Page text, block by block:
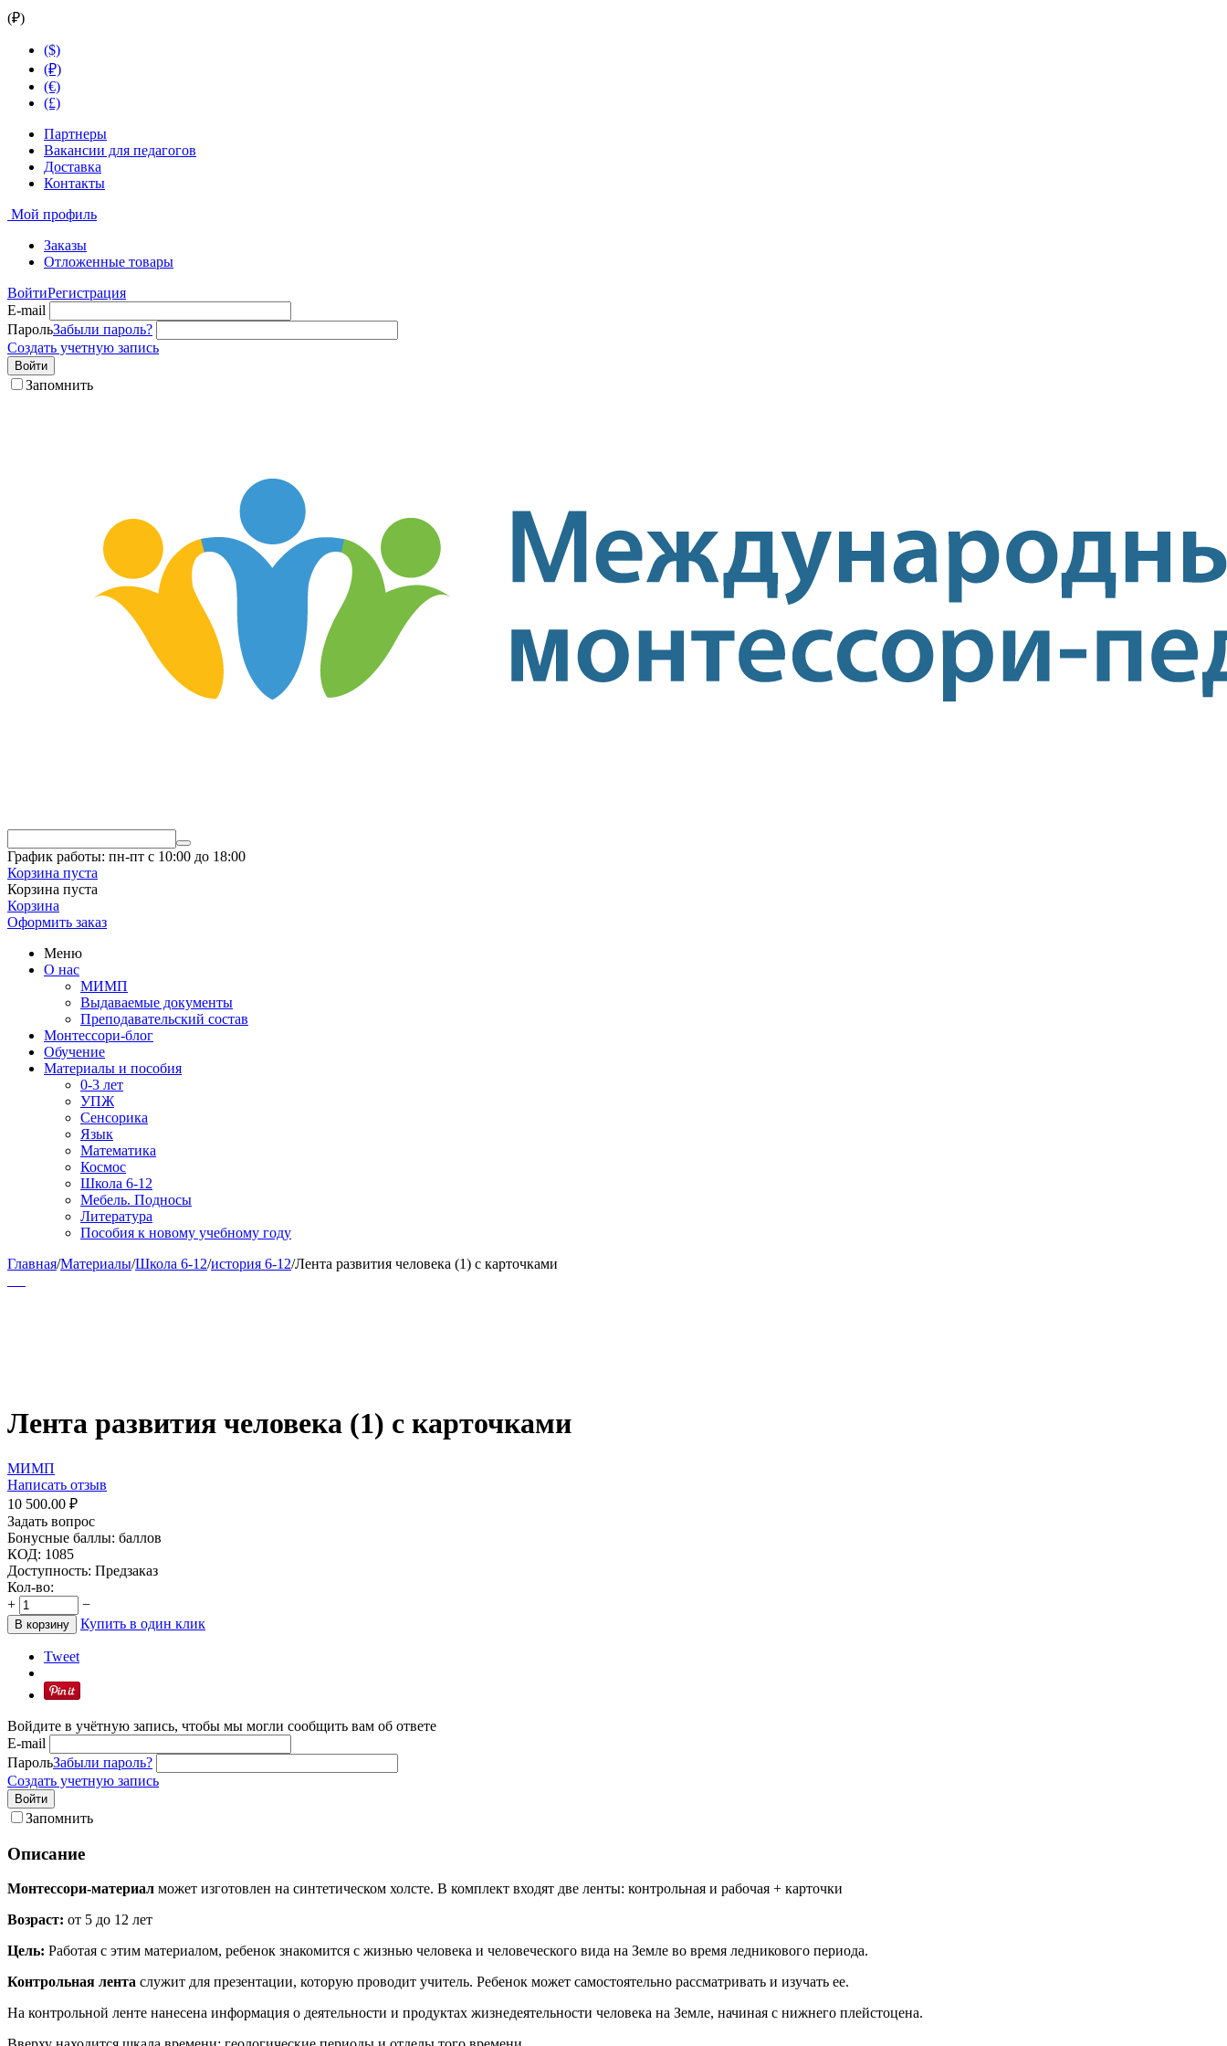
(₽)
($)
(₽)
(€)
(£)
Партнеры
Вакансии для педагогов
Доставка
Контакты
Мой профиль
Заказы
Отложенные товары
ВойтиРегистрация
E-mail
ПарольЗабыли пароль?
Создать учетную запись
Войти
Запомнить
График работы: пн-пт с 10:00 до 18:00
Корзина пуста
Корзина пуста
Корзина
Оформить заказ
Меню
О нас
МИМП
Выдаваемые документы
Преподавательский состав
Монтессори-блог
Обучение
Материалы и пособия
0-3 лет
УПЖ
Сенсорика
Язык
Математика
Космос
Школа 6-12
Мебель. Подносы
Литература
Пособия к новому учебному году
Главная/Материалы/Школа 6-12/история 6-12/Лента развития человека (1) с карточками
Лента развития человека (1) с карточками
МИМП
Написать отзыв
10 500.00 ₽
Задать вопрос
Бонусные баллы: баллов
КОД: 1085
Доступность: Предзаказ
Кол-во:
+
−
В корзину Купить в один клик
Tweet
Войдите в учётную запись, чтобы мы могли сообщить вам об ответе
E-mail
ПарольЗабыли пароль?
Создать учетную запись
Войти
Запомнить
Описание
Монтессори-материал может изготовлен на синтетическом холсте. В комплект входят две ленты: контрольная и рабочая + карточки
Возраст: от 5 до 12 лет
Цель: Работая с этим материалом, ребенок знакомится с жизнью человека и человеческого вида на Земле во время ледникового периода.
Контрольная лента служит для презентации, которую проводит учитель. Ребенок может самостоятельно рассматривать и изучать ее.
На контрольной ленте нанесена информация о деятельности и продуктах жизнедеятельности человека на Земле, начиная с нижнего плейстоцена.